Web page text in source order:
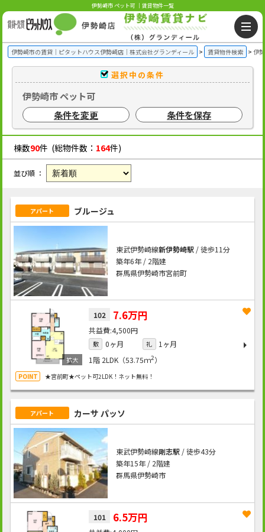
伊勢崎市 ペット可 ｜賃貸物件一覧
伊勢崎市の賃貸｜ピタットハウス伊勢崎店｜株式会社グランディール 賃貸物件検索 伊
選択中の条件
伊勢崎市 ペット可
条件を変更
条件を保存
棟数90件 (総物件数： 164件)
並び順 ：
アパート ブルージュ
東武伊勢崎線新伊勢崎駅/ 徒歩11分
築年6年 / 2階建
群馬県伊勢崎市宮前町
102 7.6万円
4,500円
敷 0ヶ月 礼
1ヶ月
1階 2LDK（53.75ｍ2）
★宮前町★ペット可2LDK！ネット無料！
アパート カーサ パッソ
東武伊勢崎線剛志駅/ 徒歩43分
築年15年 / 2階建
群馬県伊勢崎市
101 6.5万円